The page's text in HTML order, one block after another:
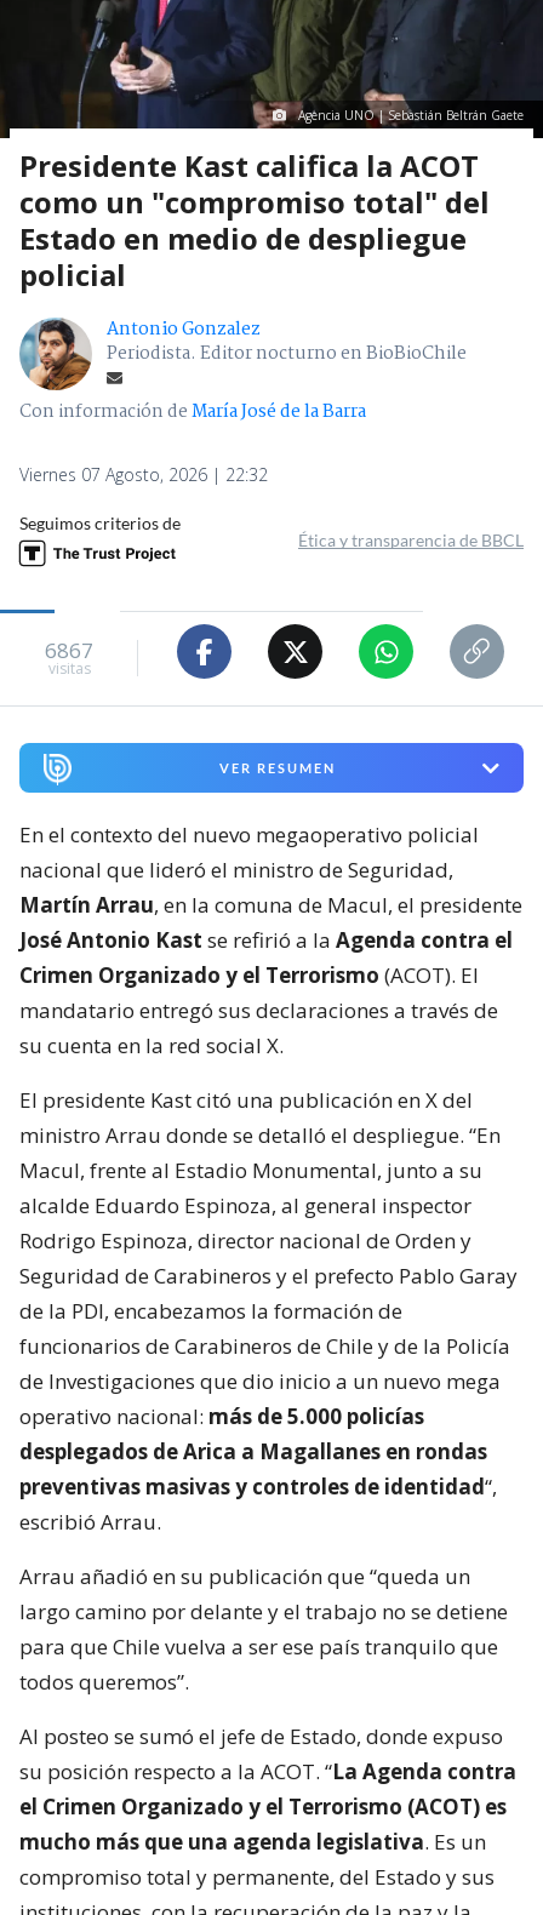
Agencia UNO | Sebastián Beltrán Gaete
Presidente Kast califica la ACOT
como un "compromiso total" del
Estado en medio de despliegue
policial
Antonio Gonzalez
Periodista. Editor nocturno en BioBioChile
Con información deMaría José de la Barra
Viernes 07 Agosto, 2026 | 22:32
Seguimos criterios de
Ética y transparencia de BBCL
6867
visitas
VER RESUMEN
En el contexto del nuevo megaoperativo policial
nacional que lideró el ministro de Seguridad,
Martín Arrau, en la comuna de Macul, el presidente
José Antonio Kast se refirió a la Agenda contra el
Crimen Organizado y el Terrorismo (ACOT). El
mandatario entregó sus declaraciones a través de
su cuenta en la red social X.
El presidente Kast citó una publicación en X del
ministro Arrau donde se detalló el despliegue. “En
Macul, frente al Estadio Monumental, junto a su
alcalde Eduardo Espinoza, al general inspector
Rodrigo Espinoza, director nacional de Orden y
Seguridad de Carabineros y el prefecto Pablo Garay
de la PDI, encabezamos la formación de
funcionarios de Carabineros de Chile y de la Policía
de Investigaciones que dio inicio a un nuevo mega
operativo nacional: más de 5.000 policías
desplegados de Arica a Magallanes en rondas
preventivas masivas y controles de identidad“,
escribió Arrau.
Arrau añadió en su publicación que “queda un
largo camino por delante y el trabajo no se detiene
para que Chile vuelva a ser ese país tranquilo que
todos queremos”.
Al posteo se sumó el jefe de Estado, donde expuso
su posición respecto a la ACOT. “La Agenda contra
el Crimen Organizado y el Terrorismo (ACOT) es
mucho más que una agenda legislativa. Es un
compromiso total y permanente, del Estado y sus